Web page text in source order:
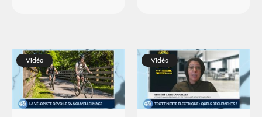
Vidéo Vidéo